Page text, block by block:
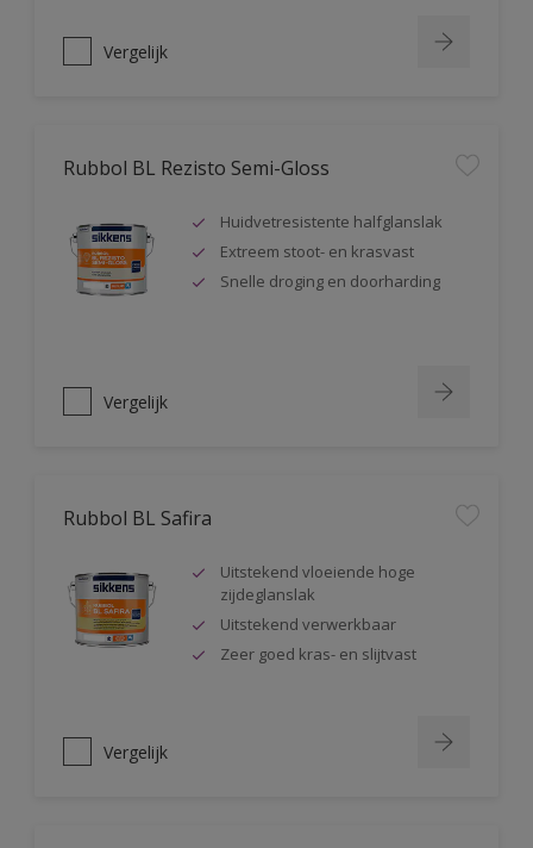
Vergelijk
Rubbol BL Rezisto Semi-Gloss
Huidvetresistente halfglanslak
Extreem stoot- en krasvast
Snelle droging en doorharding
Vergelijk
Rubbol BL Safira
Uitstekend vloeiende hoge
zijdeglanslak
Uitstekend verwerkbaar
Zeer goed kras- en slijtvast
Vergelijk